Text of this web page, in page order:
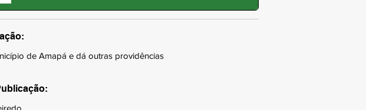
de Amapá e dá outras providências